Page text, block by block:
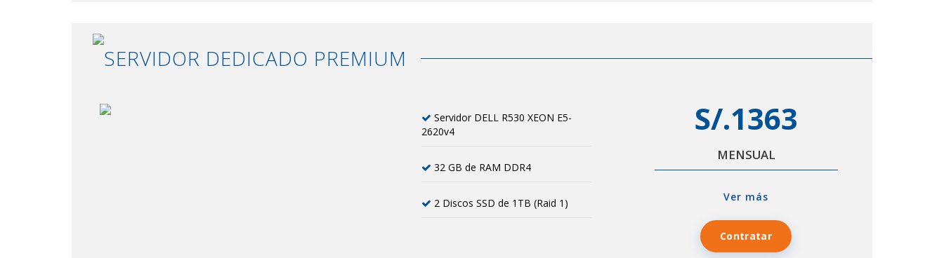
SERVIDOR DEDICADO PREMIUM
Servidor DELL R530 XEON E5-
2620v4
32 GB de RAM DDR4
2 Discos SSD de 1TB (Raid 1)
S/.1363
MENSUAL
Ver más
Contratar